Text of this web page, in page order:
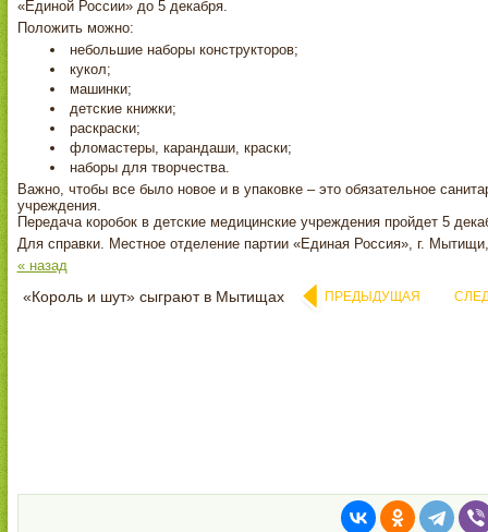
«Единой России» до 5 декабря.
Положить можно:
небольшие наборы конструкторов;
кукол;
машинки;
детские книжки;
раскраски;
фломастеры, карандаши, краски;
наборы для творчества.
Важно, чтобы все было новое и в упаковке – это обязательное
учреждения.
Передача коробок в детские медицинские учреждения пройдет 5
Для справки. Местное отделение партии «Единая Россия», г.
« назад
«Король и шут» сыграют в Мытищах ПРЕДЫДУЩАЯ